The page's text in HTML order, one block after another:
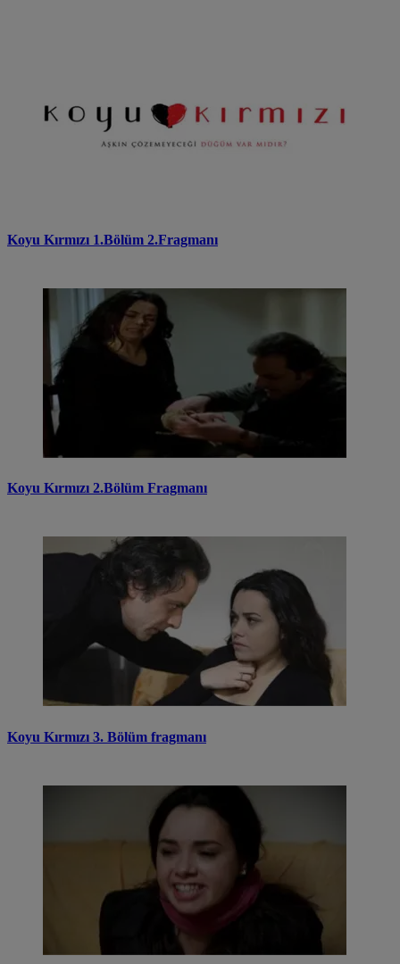
Koyu Kırmızı 1.Bölüm 2.Fragmanı
Koyu Kırmızı 2.Bölüm Fragmanı
Koyu Kırmızı 3. Bölüm fragmanı